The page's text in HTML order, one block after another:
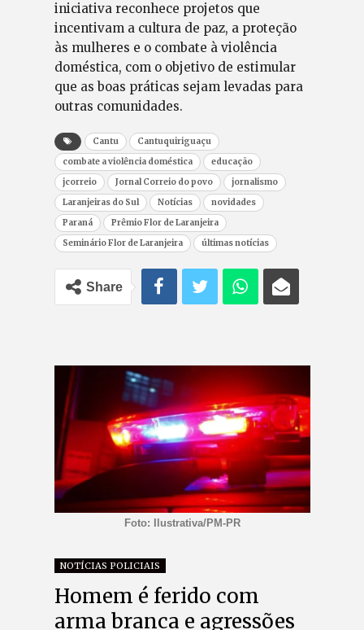
iniciativa reconhece projetos que
incentivam a cultura de paz, a proteção
às mulheres e o combate à violência
doméstica, com o objetivo de estimular
que as boas práticas sejam levadas para
outras comunidades.
Cantu
Cantuquiriguaçu
combate a violência doméstica
educação
jcorreio
Jornal Correio do povo
jornalismo
Laranjeiras do Sul
Notícias
novidades
Paraná
Prêmio Flor de Laranjeira
Seminário Flor de Laranjeira
últimas notícias
Share
Foto: Ilustrativa/PM-PR
NOTÍCIAS POLICIAIS
Homem é ferido com
arma branca e agressões